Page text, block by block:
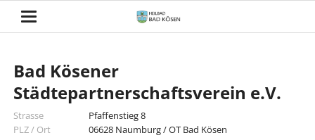
Bad Kösener
Städtepartnerschaftsverein e.V.
Strasse
Pfaffenstieg 8
PLZ / Ort
06628 Naumburg / OT Bad Kösen